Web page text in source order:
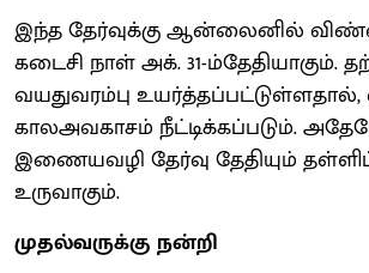
இந்த தேர்வுக்கு ஆன்லைனில்
கடைசி நாள் அக். 31-ம்தேதியாகும்.
வயதுவரம்பு
காலஅவகாசம் நீட்டிக்கப்படும்.
இணையவழி தேர்வு தேதியும்
உருவாகும்.
முதல்வருக்கு நன்றி